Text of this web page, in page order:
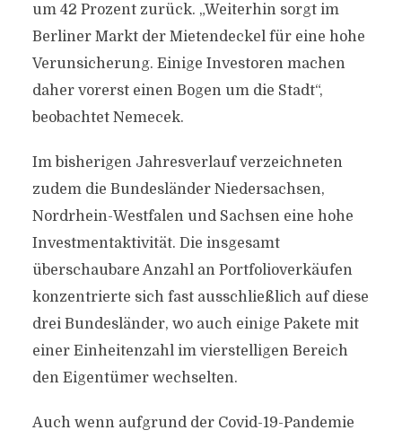
um 42 Prozent zurück. „Weiterhin sorgt im
Berliner Markt der Mietendeckel für eine hohe
Verunsicherung. Einige Investoren machen
daher vorerst einen Bogen um die Stadt“,
beobachtet Nemecek.
Im bisherigen Jahresverlauf verzeichneten
zudem die Bundesländer Niedersachsen,
Nordrhein-Westfalen und Sachsen eine hohe
Investmentaktivität. Die insgesamt
überschaubare Anzahl an Portfolioverkäufen
konzentrierte sich fast ausschließlich auf diese
drei Bundesländer, wo auch einige Pakete mit
einer Einheitenzahl im vierstelligen Bereich
den Eigentümer wechselten.
Auch wenn aufgrund der Covid-19-Pandemie